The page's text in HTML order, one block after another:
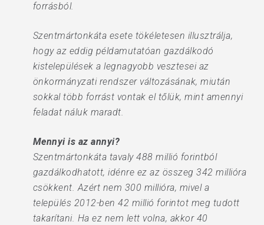
forrásból.
Szentmártonkáta esete tökéletesen illusztrálja,
hogy az eddig példamutatóan gazdálkodó
kistelepülések a legnagyobb vesztesei az
önkormányzati rendszer változásának, miután
sokkal több forrást vontak el tőlük, mint amennyi
feladat náluk maradt.
Mennyi is az annyi?
Szentmártonkáta tavaly 488 millió forintból
gazdálkodhatott, idénre ez az összeg 342 millióra
csökkent. Azért nem 300 millióra, mivel a
település 2012-ben 42 millió forintot meg tudott
takarítani. Ha ez nem lett volna, akkor 40